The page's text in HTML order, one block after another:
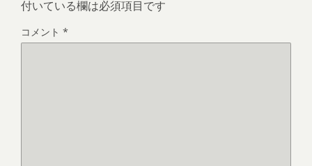
付いている欄は必須項目です
コメント *